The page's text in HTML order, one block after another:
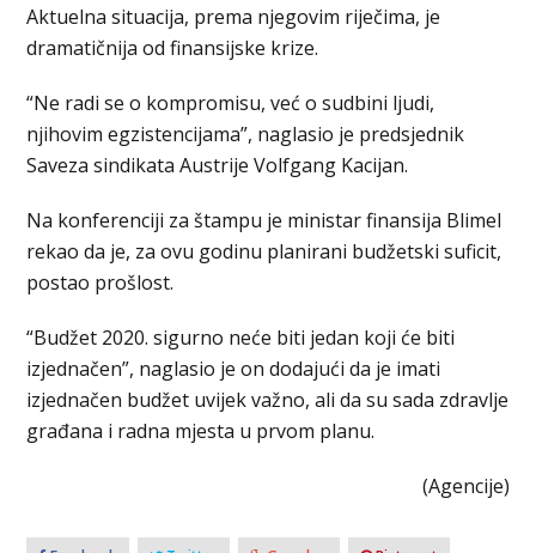
Aktuelna situacija, prema njegovim riječima, je
dramatičnija od finansijske krize.
“Ne radi se o kompromisu, već o sudbini ljudi,
njihovim egzistencijama”, naglasio je predsjednik
Saveza sindikata Austrije Volfgang Kacijan.
Na konferenciji za štampu je ministar finansija Blimel
rekao da je, za ovu godinu planirani budžetski suficit,
postao prošlost.
“Budžet 2020. sigurno neće biti jedan koji će biti
izjednačen”, naglasio je on dodajući da je imati
izjednačen budžet uvijek važno, ali da su sada zdravlje
građana i radna mjesta u prvom planu.
(Agencije)